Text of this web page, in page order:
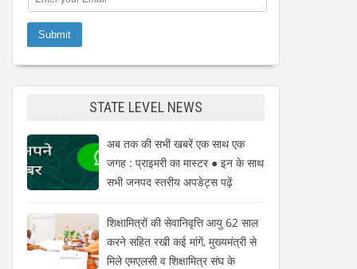
STATE LEVEL NEWS
अब तक की सभी खबरें एक साथ एक
जगह : प्राइमरी का मास्टर ● इन के साथ
सभी जनपद स्तरीय अपडेट्स पढ़ें
शिक्षामित्रों की सेवानिवृत्ति आयु 62 साल
करने सहित रखी कई मांगें, मुख्यमंत्री से
मिले एमएलसी व शिक्षामित्र संघ के